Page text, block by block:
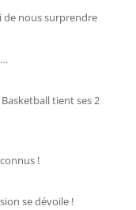
de nous surprendre
tient ses 2
!
se dévoile !